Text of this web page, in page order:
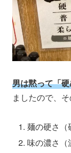
男は黙って「
ましたので、
麺の硬さ（
味の濃さ（